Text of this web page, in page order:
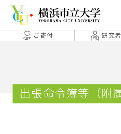
本文へ移動
ご寄付 研究
出張命令簿等（附